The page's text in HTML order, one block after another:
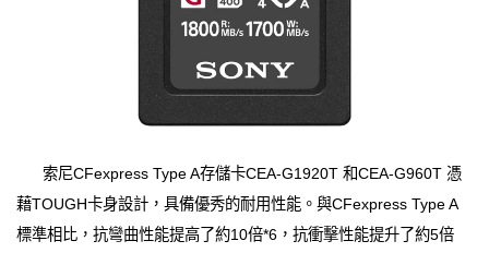
索尼CFexpress Type A存儲卡CEA-G1920T 和CEA-G960T 憑
藉TOUGH卡身設計，具備優秀的耐用性能。與CFexpress Type A
標準相比，抗彎曲性能提高了約10倍*6，抗衝擊性能提升了約5倍